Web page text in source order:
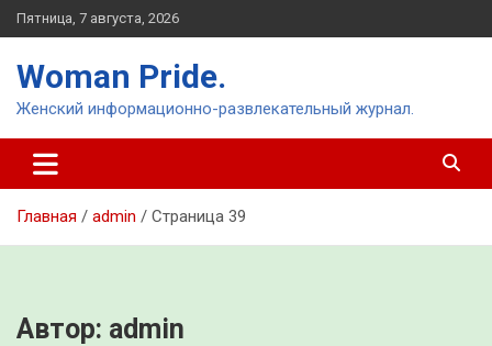
Перейти
к
Пятница, 7 августа, 2026
Woman Pride.
Женский информационно-развлекательный журнал.
Главная admin Страница 39
Автор: admin